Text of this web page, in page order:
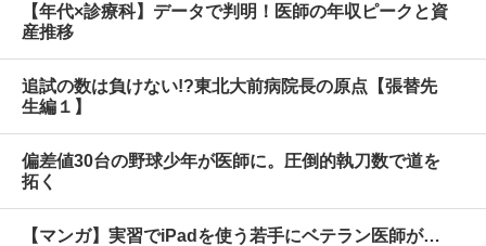
【年代×診療科】データで判明！医師の年収ピークと資
産推移
追試の数は負けない!?東北大前病院長の原点【張替先
生編１】
偏差値30台の野球少年が医師に。圧倒的執刀数で道を
拓く
【マンガ】実習でiPadを使う若手にベテラン医師が…